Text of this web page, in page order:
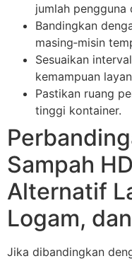
jumlah pengguna
Bandingkan
masing‑misin
Sesuaikan
kemampuan
Pastikan ruang
tinggi kontainer.
Sampah
Alternatif
Logam,
Jika dibandingkan